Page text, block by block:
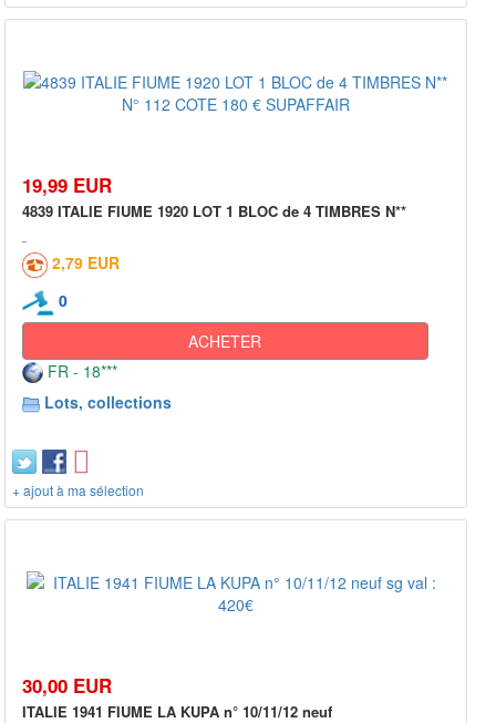
19,99 EUR
4839 ITALIE FIUME 1920 LOT 1 BLOC de 4 TIMBRES N**
2,79 EUR
0
ACHETER
FR - 18***
Lots, collections
+ ajout à ma sélection
30,00 EUR
ITALIE 1941 FIUME LA KUPA n° 10/11/12 neuf